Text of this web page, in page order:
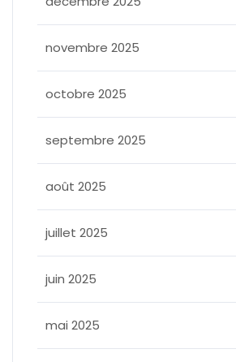
novembre 2025
octobre 2025
septembre 2025
août 2025
juillet 2025
juin 2025
mai 2025